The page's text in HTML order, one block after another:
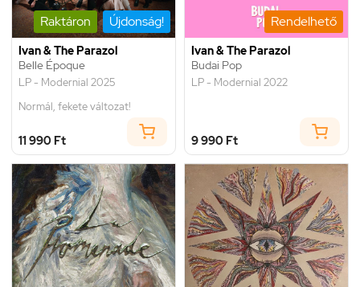
Raktáron Újdonság!
Ivan & The Parazol
Belle Époque
LP - Modernial 2025
Normál, fekete változat!
11 990 Ft
Rendelhető
Ivan & The Parazol
Budai Pop
LP - Modernial 2022
9 990 Ft